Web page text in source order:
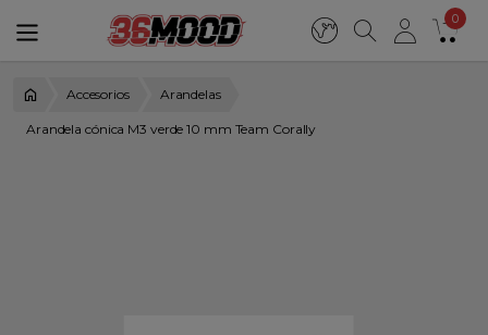
0
Accesorios Arandelas
Arandela cónica M3 verde 10 mm Team Corally